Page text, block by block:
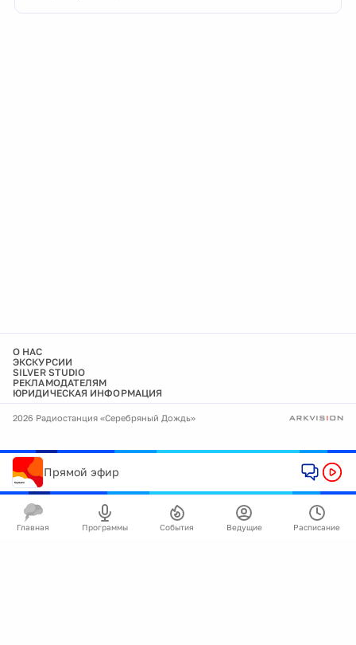
О НАС
ЭКСКУРСИИ
SILVER STUDIO
РЕКЛАМОДАТЕЛЯМ
ЮРИДИЧЕСКАЯ ИНФОРМАЦИЯ
2026 Радиостанция «Серебряный Дождь»
Прямой эфир
Главная Программы События Ведущие Расписание